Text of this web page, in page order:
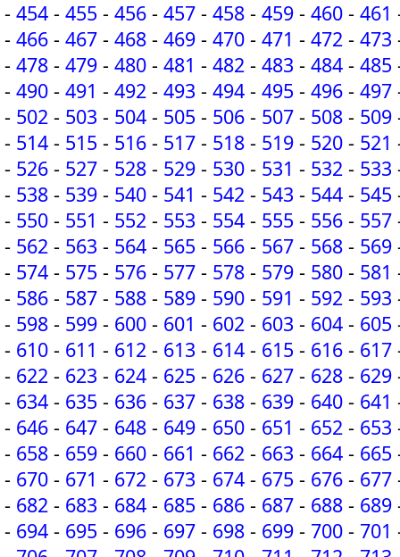
- 454 - 455 - 456 - 457 - 458 - 459 - 460 - 461
- 466 - 467 - 468 - 469 - 470 - 471 - 472 - 473
- 478 - 479 - 480 - 481 - 482 - 483 - 484 - 485
- 490 - 491 - 492 - 493 - 494 - 495 - 496 - 497
- 502 - 503 - 504 - 505 - 506 - 507 - 508 - 509
- 514 - 515 - 516 - 517 - 518 - 519 - 520 - 521
- 526 - 527 - 528 - 529 - 530 - 531 - 532 - 533
- 538 - 539 - 540 - 541 - 542 - 543 - 544 - 545
- 550 - 551 - 552 - 553 - 554 - 555 - 556 - 557
- 562 - 563 - 564 - 565 - 566 - 567 - 568 - 569
- 574 - 575 - 576 - 577 - 578 - 579 - 580 - 581
- 586 - 587 - 588 - 589 - 590 - 591 - 592 - 593
- 598 - 599 - 600 - 601 - 602 - 603 - 604 - 605
- 610 - 611 - 612 - 613 - 614 - 615 - 616 - 617
- 622 - 623 - 624 - 625 - 626 - 627 - 628 - 629
- 634 - 635 - 636 - 637 - 638 - 639 - 640 - 641
- 646 - 647 - 648 - 649 - 650 - 651 - 652 - 653
- 658 - 659 - 660 - 661 - 662 - 663 - 664 - 665
- 670 - 671 - 672 - 673 - 674 - 675 - 676 - 677
- 682 - 683 - 684 - 685 - 686 - 687 - 688 - 689
- 694 - 695 - 696 - 697 - 698 - 699 - 700 - 701